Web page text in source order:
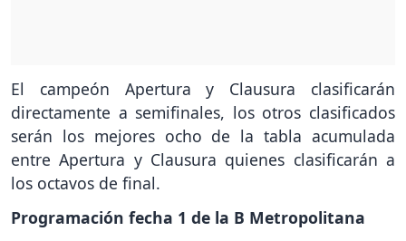
El campeón Apertura y Clausura clasificarán
directamente a semifinales, los otros clasificados
serán los mejores ocho de la tabla acumulada
entre Apertura y Clausura quienes clasificarán a
los octavos de final.
Programación fecha 1 de la B Metropolitana